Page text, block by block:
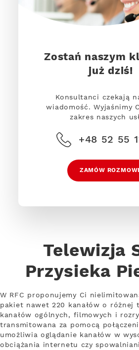
Zostań naszym
już dziś!
Konsultanci czekają
wiadomość. Wyjaśnimy
zakres naszych
+48 52 55
ZAMÓW
Telewizja
Przysieka
W RFC proponujemy Ci
pakiet nawet 220 kanałów o różnej
kanałów ogólnych, filmowych i
transmitowana za pomocą
umożliwia oglądanie kanałów w
obciążania internetu czy